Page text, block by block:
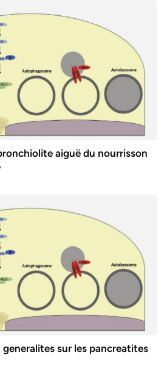
aiguë du nourrisson
sur les pancreatites